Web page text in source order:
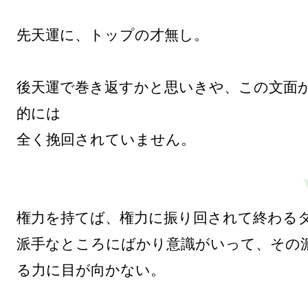
先天運に、トップの才無し。
後天運で巻き返すかと思いきや、この文面
的には
全く挽回されていません。
権力を持てば、権力に振り回されて終わる
派手なところにばかり意識がいって、その
る力に目が向かない。